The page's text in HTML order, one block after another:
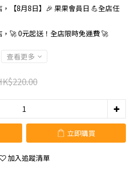
，【8月8日】🎉 果果會員日 💪全店任
，🚀 0元起送！全店限時免運費 🚀
查看更多
立即購買
加入追蹤清單